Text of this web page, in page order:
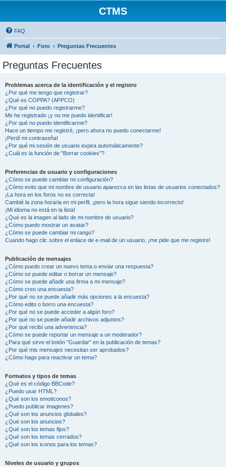
CTMS
FAQ
Portal Foro Preguntas Frecuentes
Preguntas Frecuentes
Problemas acerca de la identificación y el registro
¿Por qué me tengo que registrar?
¿Qué es COPPA? (APPCO)
¿Por qué no puedo registrarme?
Me he registrado ¡y no me puedo identificar!
¿Por qué no puedo identificarme?
Hace un tiempo me registré, ¡pero ahora no puedo conectarme!
¡Perdí mi contraseña!
¿Por qué mi sesión de usuario expira automáticamente?
¿Cuál es la función de "Borrar cookies"?
Preferencias de usuario y configuraciones
¿Cómo se puede cambiar mi configuración?
¿Cómo evito que mi nombre de usuario aparezca en las listas de usuarios conectados?
¡La hora en los foros no es correcta!
Cambié la zona horaria en mi perfil, ¡pero la hora sigue siendo incorrecto!
¡Mi idioma no está en la lista!
¿Qué es la imagen al lado de mi nombre de usuario?
¿Cómo puedo mostrar un avatar?
¿Cómo se puede cambiar mi rango?
Cuando hago clic sobre el enlace de e-mail de un usuario, ¡me pide que me registre!
Publicación de mensajes
¿Cómo puedo crear un nuevo tema o enviar una respuesta?
¿Cómo se puede editar o borrar un mensaje?
¿Cómo se puede añadir una firma a mi mensaje?
¿Cómo creo una encuesta?
¿Por qué no se puede añadir más opciones a la encuesta?
¿Cómo edito o borro una encuesta?
¿Por qué no se puede acceder a algún foro?
¿Por qué no se puede añadir archivos adjuntos?
¿Por qué recibí una advertencia?
¿Cómo se puede reportar un mensaje a un moderador?
¿Para qué sirve el botón "Guardar" en la publicación de temas?
¿Por qué mis mensajes necesitan ser aprobados?
¿Cómo hago para reactivar un tema?
Formatos y tipos de temas
¿Qué es el código BBCode?
¿Puedo usar HTML?
¿Qué son los emoticonos?
¿Puedo publicar imagenes?
¿Qué son los anuncios globales?
¿Qué son los anuncios?
¿Qué son los temas fijos?
¿Qué son los temas cerrados?
¿Qué son los iconos para los temas?
Niveles de usuario y grupos